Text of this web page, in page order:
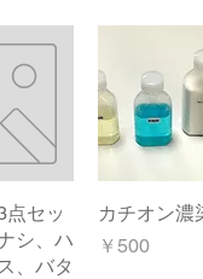
ビュー
点セッ
シ、ハ
、バタ
クイック
カチオン濃
価格
￥500